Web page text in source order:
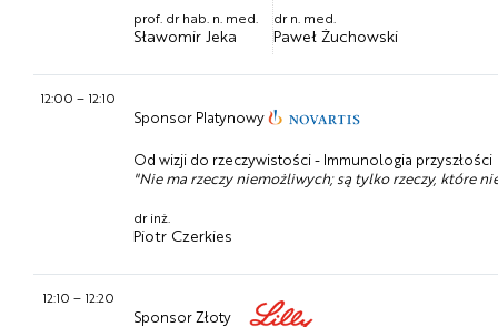
prof. dr hab. n. med.
Sławomir Jeka
dr n. med.
Paweł Żuchowski
12:00 – 12:10
Sponsor Platynowy
Od wizji do rzeczywistości - Immunologia przyszłości
"Nie ma rzeczy niemożliwych; są tylko rzeczy, które
dr inż.
Piotr Czerkies
12:10 – 12:20
Sponsor Złoty